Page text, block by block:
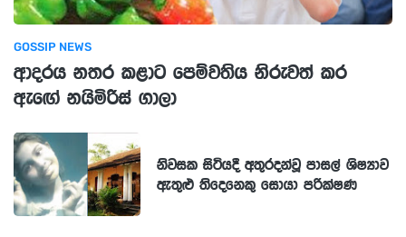
GOSSIP NEWS
ආදරය නතර කළාට පෙම්වතිය නිරුවත් කර
ඇඟේ නයිමිරිස් ගාලා
නිවසක සිටියදී අතුරදන්වූ පාසල් ශිෂ්‍යාව
ඇතුළු තිදෙනෙකු සොයා පරික්ෂණ